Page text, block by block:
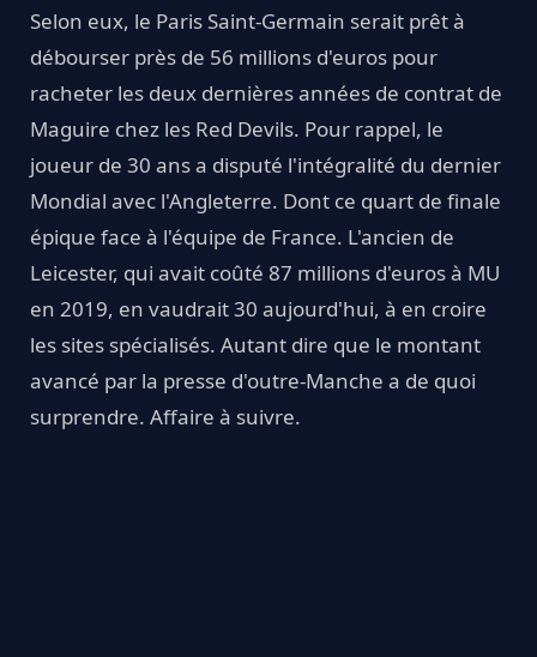
Selon eux, le Paris Saint-Germain serait prêt à
débourser près de 56 millions d'euros pour
racheter les deux dernières années de contrat de
Maguire chez les Red Devils. Pour rappel, le
joueur de 30 ans a disputé l'intégralité du dernier
Mondial avec l'Angleterre. Dont ce quart de finale
épique face à l'équipe de France. L'ancien de
Leicester, qui avait coûté 87 millions d'euros à MU
en 2019, en vaudrait 30 aujourd'hui, à en croire
les sites spécialisés. Autant dire que le montant
avancé par la presse d'outre-Manche a de quoi
surprendre. Affaire à suivre.